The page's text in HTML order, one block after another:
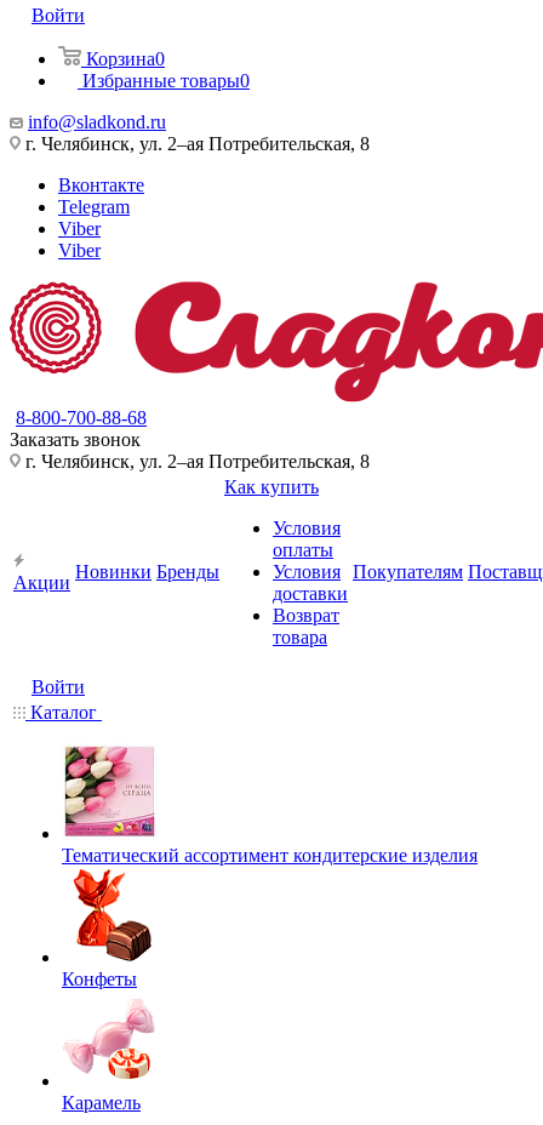
Войти
Корзина0
Избранные товары0
info@sladkond.ru
г. Челябинск, ул. 2–ая Потребительская, 8
Вконтакте
Telegram
Viber
Viber
8-800-700-88-68
Заказать звонок
г. Челябинск, ул. 2–ая Потребительская, 8
Акции
Новинки Бренды
Как купить
Условия
оплаты
Условия
доставки
Возврат
товара
Покупателям
Войти
Каталог
Тематический ассортимент кондитерские изделия
Конфеты
Карамель